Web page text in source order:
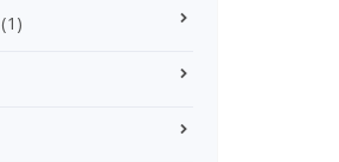
(1)